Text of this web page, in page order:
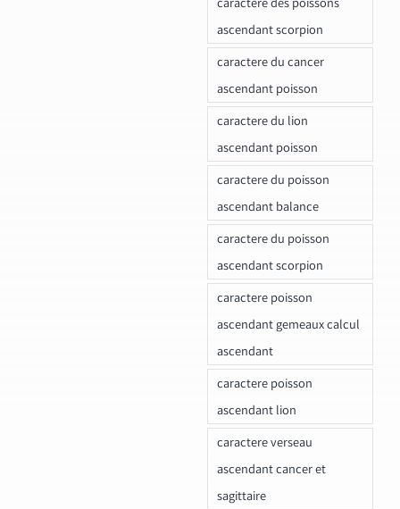
ascendant scorpion
caractere du cancer
ascendant poisson
caractere du lion
ascendant poisson
caractere du poisson
ascendant balance
caractere du poisson
ascendant scorpion
caractere poisson
ascendant gemeaux calcul
ascendant
caractere poisson
ascendant lion
caractere verseau
ascendant cancer et
sagittaire